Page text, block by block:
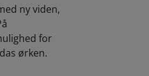
ny viden,
for
ørken.